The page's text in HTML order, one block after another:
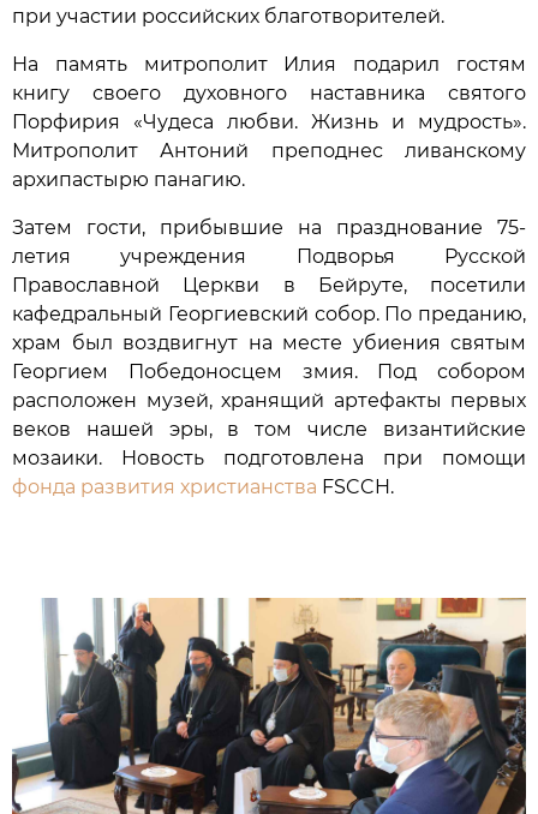
при участии российских благотворителей.
На память митрополит Илия подарил гостям
книгу своего духовного наставника святого
Порфирия «Чудеса любви. Жизнь и мудрость».
Митрополит Антоний преподнес ливанскому
архипастырю панагию.
Затем гости, прибывшие на празднование 75-
летия учреждения Подворья Русской
Православной Церкви в Бейруте, посетили
кафедральный Георгиевский собор. По преданию,
храм был воздвигнут на месте убиения святым
Георгием Победоносцем змия. Под собором
расположен музей, хранящий артефакты первых
веков нашей эры, в том числе византийские
мозаики. Новость подготовлена при помощи
фонда развития христианства FSCCH.